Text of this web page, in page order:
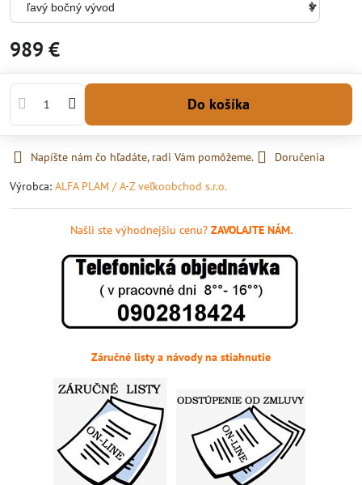
989 €
Do košíka
Napíšte nám čo hľadáte, radi Vám pomôžeme.
Doručenia
Výrobca: ALFA PLAM / A-Z veľkoobchod s.r.o.
Našli ste výhodnejšiu cenu?ZAVOLAJTE NÁM.
Záručné listy a návody na stiahnutie